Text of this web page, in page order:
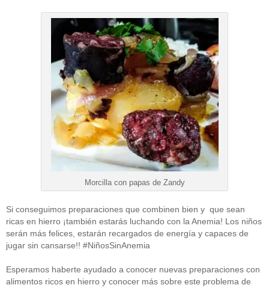
Morcilla con papas de Zandy
Si conseguimos preparaciones que combinen bien y que sean
ricas en hierro ¡también estarás luchando con la Anemia! Los niños
serán más felices, estarán recargados de energía y capaces de
jugar sin cansarse!! #NiñosSinAnemia
Esperamos haberte ayudado a conocer nuevas preparaciones con
alimentos ricos en hierro y conocer más sobre este problema de